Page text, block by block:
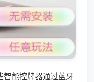
智能控牌器通过蓝牙